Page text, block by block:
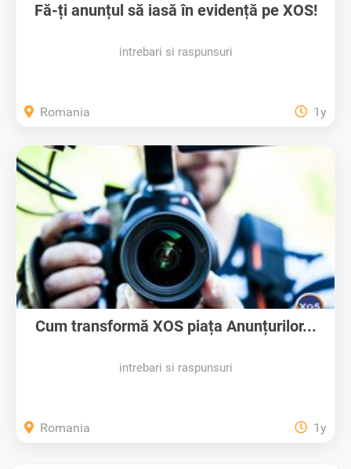
Fă-ți anunțul să iasă în evidență pe XOS!
intrebari si raspunsuri
Romania 1y
Cum transformă XOS piața Anunțurilor...
intrebari si raspunsuri
Romania 1y